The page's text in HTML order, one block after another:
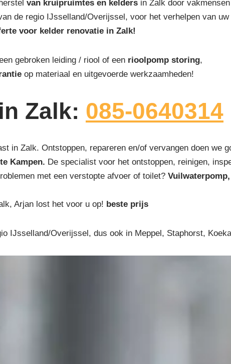
van kruipruimtes en kelders in Zalk door
de regio IJsselland/Overijssel, voor het verhelpen van
voor kelder renovatie in Zalk!
gebroken leiding / riool of een rioolpomp storing,
op materiaal en uitgevoerde werkzaamheden!
Zalk: 085-0640314
in Zalk. Ontstoppen, repareren en/of vervangen doen we
Kampen. De specialist voor het ontstoppen, reinigen,
met een verstopte afvoer of toilet?
Arjan lost het voor u op! beste prijs
IJsselland/Overijssel, dus ook in Meppel, Staphorst,